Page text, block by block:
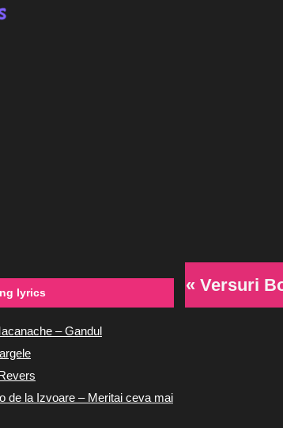
« Versuri
lyrics
– Gandul
de la Izvoare – Meritai ceva mai